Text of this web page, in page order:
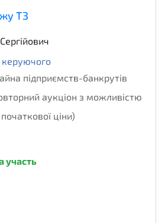
ТЗ
керуючого
підприємств-банкрутів
аукціон з можливістю
ціни)
участь